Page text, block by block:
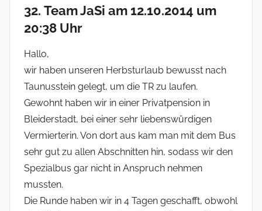
32. Team JaSi am 12.10.2014 um
20:38 Uhr
Hallo,
wir haben unseren Herbsturlaub bewusst nach
Taunusstein gelegt, um die TR zu laufen.
Gewohnt haben wir in einer Privatpension in
Bleiderstadt, bei einer sehr liebenswürdigen
Vermierterin. Von dort aus kam man mit dem Bus
sehr gut zu allen Abschnitten hin, sodass wir den
Spezialbus gar nicht in Anspruch nehmen
mussten.
Die Runde haben wir in 4 Tagen geschafft, obwohl